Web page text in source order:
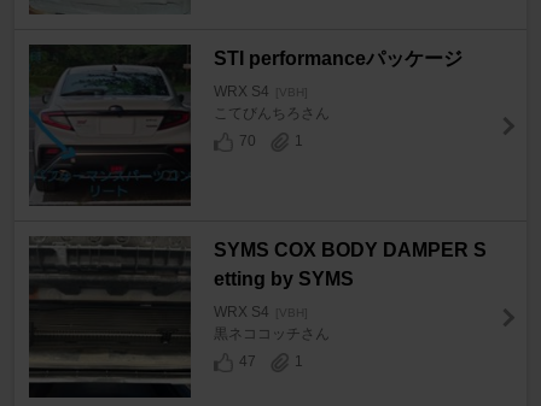
STI performanceパッケージ
WRX S4 [VBH]
こてびんちろさん
70
1
SYMS COX BODY DAMPER S
etting by SYMS
WRX S4 [VBH]
黒ネココッチさん
47
1